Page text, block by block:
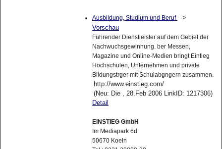
Ausbildung, Studium und Beruf
->
Vorschau
Führender Dienstleister auf dem Gebiet der
Nachwuchsgewinnung. ber Messen,
Magazine und Online-Medien bringt Eintieg
Hochschulen, Unternehmen und private
Bildungstrger mit Schulabgngern zusammen.
http://www.einstieg.com/
(Neu: Die , 28.Feb 2006 LinkID: 1217306)
Detail
EINSTIEG GmbH
Im Mediapark 6d
50670 Koeln